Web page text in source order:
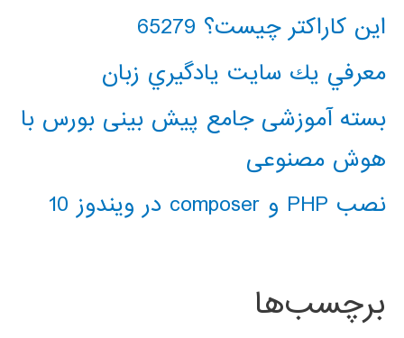
این کاراکتر چیست؟ 65279
معرفي يك سايت يادگيري زبان
بسته آموزشی جامع پیش بینی بورس با
هوش مصنوعی
نصب PHP و composer در ویندوز 10
برچسب‌ها